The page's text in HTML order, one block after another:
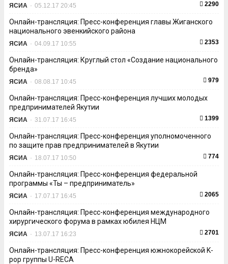
ЯСИА - 05.12.17 20:45 2290
Онлайн-трансляция: Пресс-конференция главы Жиганского
национального эвенкийского района
ЯСИА - 04.09.17 10:55 2353
Онлайн-трансляция: Круглый стол «Создание национального
бренда»
ЯСИА - 08.08.17 10:45 979
Онлайн-трансляция: Пресс-конференция лучших молодых
предпринимателей Якутии
ЯСИА - 31.07.17 16:45 1399
Онлайн-трансляция: Пресс-конференция уполномоченного
по защите прав предпринимателей в Якутии
ЯСИА - 18.07.17 10:50 774
Онлайн-трансляция: Пресс-конференция федеральной
программы «Ты – предприниматель»
ЯСИА - 17.07.17 16:45 2065
Онлайн-трансляция: Пресс-конференция международного
хирургического форума в рамках юбилея НЦМ
ЯСИА - 13.07.17 16:23 2701
Онлайн-трансляция: Пресс-конференция южнокорейской K-
pop группы U-RECA